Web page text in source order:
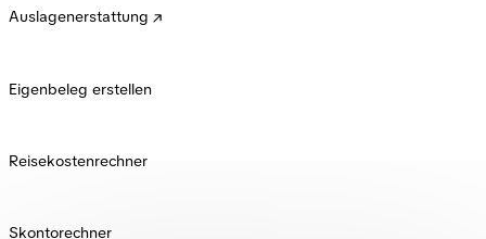
Auslagenerstattung
Eigenbeleg erstellen
Reisekostenrechner
Skontorechner